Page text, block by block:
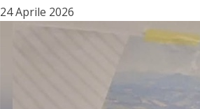
24 Aprile 2026